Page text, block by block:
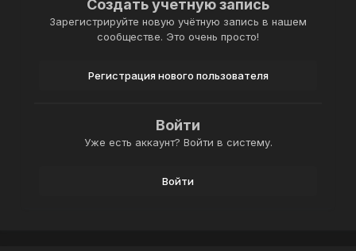
Создать учетную запись
Зарегистрируйте новую учётную запись в нашем
сообществе. Это очень просто!
Регистрация нового пользователя
Войти
Уже есть аккаунт? Войти в систему.
Войти